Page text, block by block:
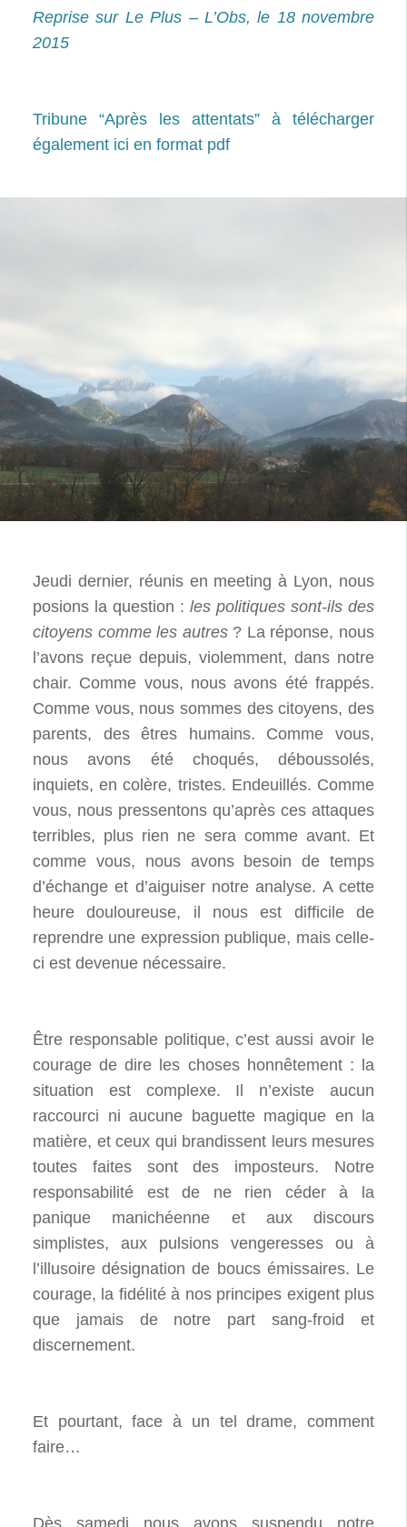
Reprise sur Le Plus – L’Obs, le 18 novembre
2015
Tribune “Après les attentats” à télécharger
également ici en format pdf
Jeudi dernier, réunis en meeting à Lyon, nous
posions la question : les politiques sont-ils des
citoyens comme les autres? La réponse, nous
l’avons reçue depuis, violemment, dans notre
chair. Comme vous, nous avons été frappés.
Comme vous, nous sommes des citoyens, des
parents, des êtres humains. Comme vous,
nous avons été choqués, déboussolés,
inquiets, en colère, tristes. Endeuillés. Comme
vous, nous pressentons qu’après ces attaques
terribles, plus rien ne sera comme avant. Et
comme vous, nous avons besoin de temps
d’échange et d’aiguiser notre analyse. A cette
heure douloureuse, il nous est difficile de
reprendre une expression publique, mais celle-
ci est devenue nécessaire.
Être responsable politique, c’est aussi avoir le
courage de dire les choses honnêtement : la
situation est complexe. Il n’existe aucun
raccourci ni aucune baguette magique en la
matière, et ceux qui brandissent leurs mesures
toutes faites sont des imposteurs. Notre
responsabilité est de ne rien céder à la
panique manichéenne et aux discours
simplistes, aux pulsions vengeresses ou à
l’illusoire désignation de boucs émissaires. Le
courage, la fidélité à nos principes exigent plus
que jamais de notre part sang-froid et
discernement.
Et pourtant, face à un tel drame, comment
faire…